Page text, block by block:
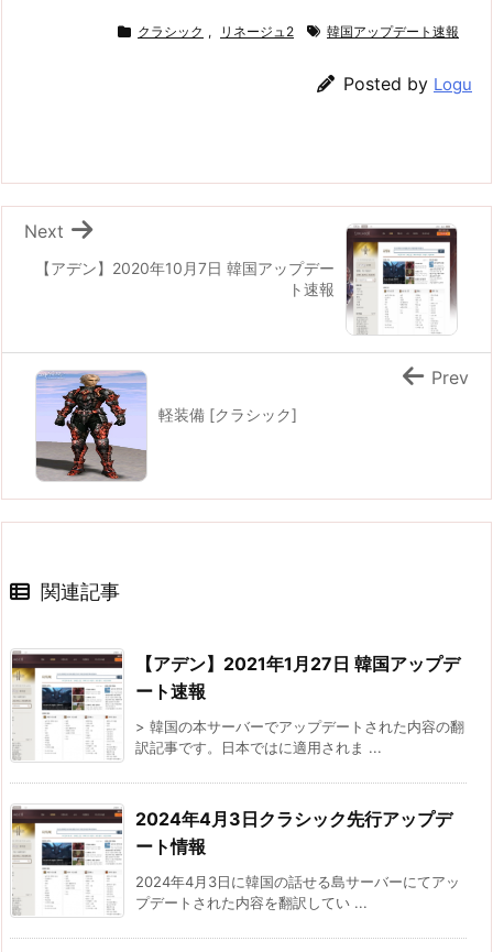
クラシック , リネージュ2 韓国アップデート速報
Posted by Logu
【アデン】2020年10月7日 韓国アップデー
ト速報
Next
軽装備 [クラシック]
Prev
関連記事
【アデン】2021年1月27日 韓国アップデ
ート速報
> 韓国の本サーバーでアップデートされた内容の翻
訳記事です。日本ではに適用されま ...
2024年4月3日クラシック先行アップデ
ート情報
2024年4月3日に韓国の話せる島サーバーにてアッ
プデートされた内容を翻訳してい ...